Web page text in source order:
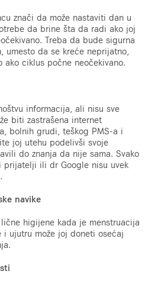
znači da može nastaviti dan u
da brine šta da radi ako joj
Treba da bude sigurna
umesto da se kreće neprijatno,
ako ciklus počne neočekivano.
informacija, ali nisu sve
biti zastrašena internet
bolnih grudi, teškog PMS-a i
joj utehu podelivši svoje
do znanja da nije sama. Svako
prijatelji ili dr Google nisu uvek
navike
higijene kada je menstruacija
i ujutru može joj doneti osećaj